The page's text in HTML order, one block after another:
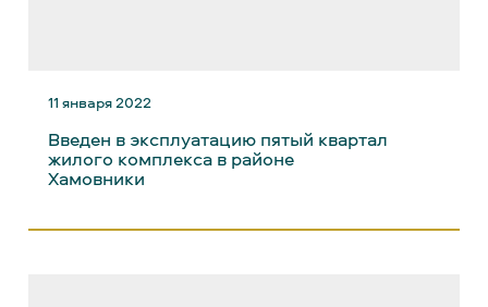
11 января 2022
Введен в эксплуатацию пятый квартал
жилого комплекса в районе
Хамовники